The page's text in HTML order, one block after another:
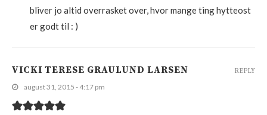
bliver jo altid overrasket over, hvor mange ting hytteost
er godt til : )
VICKI TERESE GRAULUND LARSEN
august 31, 2015 - 4:17 pm
REPLY